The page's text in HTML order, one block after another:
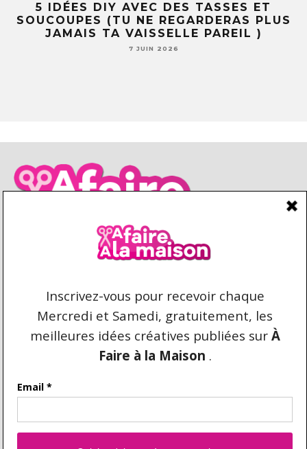
5 IDÉES DIY AVEC DES TASSES ET
SOUCOUPES (TU NE REGARDERAS PLUS
JAMAIS TA VAISSELLE PAREIL )
7 JUIN 2026
CONDITIONS D’UTILISATION CONTACT
REPRODUCTION ET DROIT D'AUTEUR
AFAIREALAMAISON.COM © 2021 TOUS DROITS
RÉSERVÉS. AUCUNE COPIE DU CONTENU N'EST
AUTORISÉE